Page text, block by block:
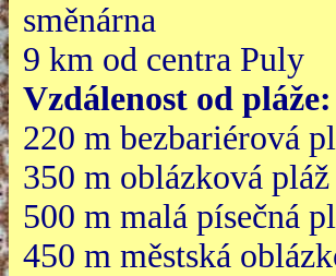
směnárna
9 km od centra Puly
Vzdálenost od pláže:
220 m bezbariérová
350 m oblázková pláž
500 m malá písečná
450 m městská